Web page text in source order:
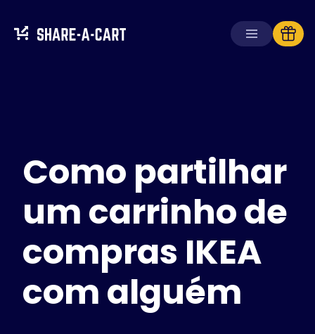
Para consumidores
Para escolas
Para empresas
ObtenhaPlus+
Iniciar sessão
Como partilhar
um carrinho de
compras IKEA
com alguém